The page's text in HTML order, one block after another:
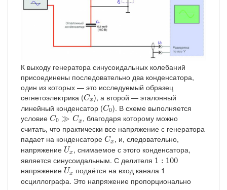
К выходу генератора синусоидальных колебаний
присоединены последовательно два конденсатора,
один из которых — это исследуемый образец
сегнетоэлектрика (Cx
Cx), а второй — эталонный
линейный конденсатор (C0
C0). В схеме выполняется
условие C0 ≫ Cx
C0≫Cx , благодаря которому можно
считать, что практически все напряжение с генератора
падает на конденсаторе Cx
Cx, и, следовательно,
напряжение Ux
Ux , снимаемое с этого конденсатора,
является синусоидальным. С делителя 1 : 100
1 100
напряжение Ux
Ux подаётся на вход канала 1
осциллографа. Это напряжение пропорционально